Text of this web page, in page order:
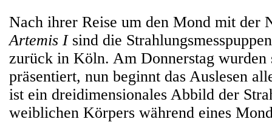
Nach ihrer Reise um den Mond mit der
Artemis Isind die
zurück in Köln. Am Donnerstag wurden
präsentiert, nun beginnt das Auslesen
ist ein dreidimensionales Abbild der
weiblichen Körpers während eines